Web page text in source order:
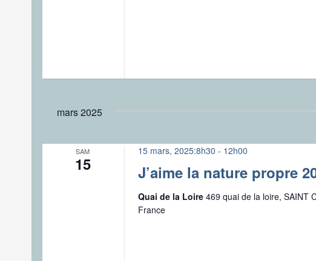
mars 2025
SAM
15 J’aime la nature propre
15 mars, 2025:8h30 - 12h00
Quai de la Loire 469 quai de la loire, SAINT
France